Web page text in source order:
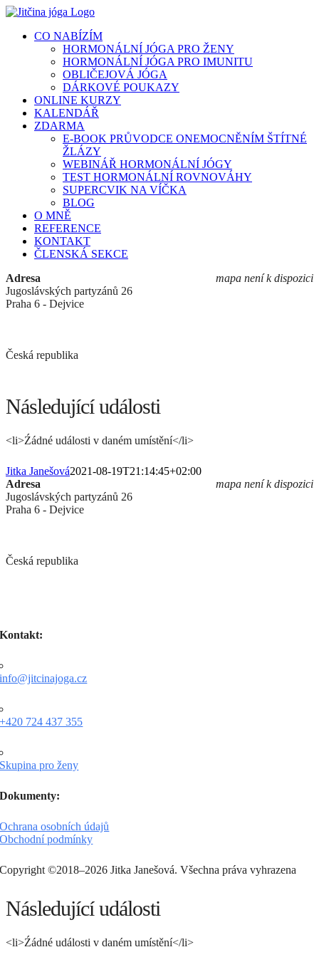
Přeskočit
obsah
CO NABÍZÍM
HORMONÁLNÍ JÓGA PRO ŽENY
HORMONÁLNÍ JÓGA PRO IMUNITU
OBLIČEJOVÁ JÓGA
DÁRKOVÉ POUKAZY
ONLINE KURZY
KALENDÁŘ
ZDARMA
E-BOOK PRŮVODCE ONEMOCNĚNÍM ŠTÍTNÉ
ŽLÁZY
WEBINÁŘ HORMONÁLNÍ JÓGY
TEST HORMONÁLNÍ ROVNOVÁHY
SUPERCVIK NA VÍČKA
BLOG
O MNĚ
REFERENCE
KONTAKT
ČLENSKÁ SEKCE
mapa není k dispozici
Adresa
Jugoslávských partyzánů 26
Praha 6 - Dejvice
Česká republika
Následující události
<li>Źádné události v daném umístění</li>
Jitka Janešová2021-08-19T21:14:45+02:00
mapa není k dispozici
Adresa
Jugoslávských partyzánů 26
Praha 6 - Dejvice
Česká republika
Kontakt:
info@jitcinajoga.cz
+420 724 437 355
Skupina pro ženy
Dokumenty:
Ochrana osobních údajů
Obchodní podmínky
Copyright ©2018–2026 Jitka Janešová. Všechna práva vyhrazena
Následující události
<li>Źádné události v daném umístění</li>